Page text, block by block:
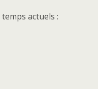
actuels :